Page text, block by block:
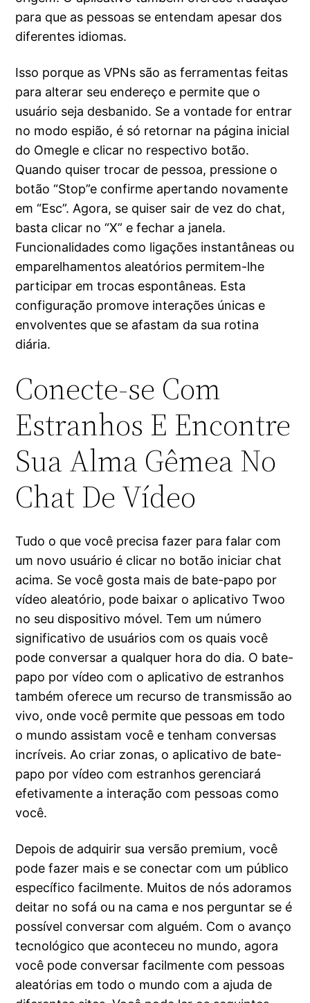
para que as pessoas se entendam apesar dos
diferentes idiomas.
Isso porque as VPNs são as ferramentas feitas
para alterar seu endereço e permite que o
usuário seja desbanido. Se a vontade for entrar
no modo espião, é só retornar na página inicial
do Omegle e clicar no respectivo botão.
Quando quiser trocar de pessoa, pressione o
botão “Stop”e confirme apertando novamente
em “Esc”. Agora, se quiser sair de vez do chat,
basta clicar no “X” e fechar a janela.
Funcionalidades como ligações instantâneas ou
emparelhamentos aleatórios permitem-lhe
participar em trocas espontâneas. Esta
configuração promove interações únicas e
envolventes que se afastam da sua rotina
diária.
Conecte-se Com
Estranhos E Encontre
Sua Alma Gêmea No
Chat De Vídeo
Tudo o que você precisa fazer para falar com
um novo usuário é clicar no botão iniciar chat
acima. Se você gosta mais de bate-papo por
vídeo aleatório, pode baixar o aplicativo Twoo
no seu dispositivo móvel. Tem um número
significativo de usuários com os quais você
pode conversar a qualquer hora do dia. O bate-
papo por vídeo com o aplicativo de estranhos
também oferece um recurso de transmissão ao
vivo, onde você permite que pessoas em todo
o mundo assistam você e tenham conversas
incríveis. Ao criar zonas, o aplicativo de bate-
papo por vídeo com estranhos gerenciará
efetivamente a interação com pessoas como
você.
Depois de adquirir sua versão premium, você
pode fazer mais e se conectar com um público
específico facilmente. Muitos de nós adoramos
deitar no sofá ou na cama e nos perguntar se é
possível conversar com alguém. Com o avanço
tecnológico que aconteceu no mundo, agora
você pode conversar facilmente com pessoas
aleatórias em todo o mundo com a ajuda de